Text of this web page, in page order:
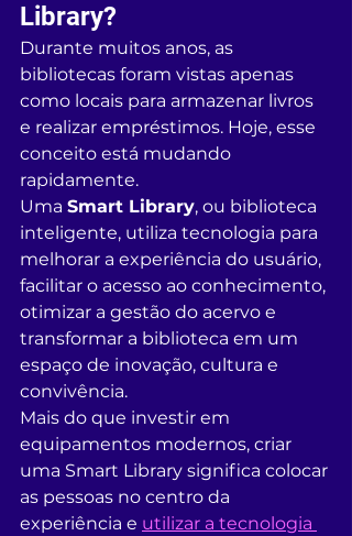
Library?
Durante muitos anos, as
bibliotecas foram vistas apenas
como locais para armazenar livros
e realizar empréstimos. Hoje, esse
conceito está mudando
rapidamente.
Uma Smart Library, ou biblioteca
inteligente, utiliza tecnologia para
melhorar a experiência do usuário,
facilitar o acesso ao conhecimento,
otimizar a gestão do acervo e
transformar a biblioteca em um
espaço de inovação, cultura e
convivência.
Mais do que investir em
equipamentos modernos, criar
uma Smart Library significa colocar
as pessoas no centro da
experiência e utilizar a tecnologia